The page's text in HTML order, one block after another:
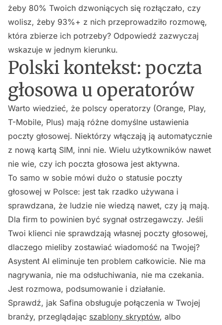
żeby 80% Twoich dzwoniących się rozłączało, czy
wolisz, żeby 93%+ z nich przeprowadziło rozmowę,
która zbierze ich potrzeby? Odpowiedź zazwyczaj
wskazuje w jednym kierunku.
Polski kontekst: poczta
głosowa u operatorów
Warto wiedzieć, że polscy operatorzy (Orange, Play,
T-Mobile, Plus) mają różne domyślne ustawienia
poczty głosowej. Niektórzy włączają ją automatycznie
z nową kartą SIM, inni nie. Wielu użytkowników nawet
nie wie, czy ich poczta głosowa jest aktywna.
To samo w sobie mówi dużo o statusie poczty
głosowej w Polsce: jest tak rzadko używana i
sprawdzana, że ludzie nie wiedzą nawet, czy ją mają.
Dla firm to powinien być sygnał ostrzegawczy. Jeśli
Twoi klienci nie sprawdzają własnej poczty głosowej,
dlaczego mieliby zostawiać wiadomość na Twojej?
Asystent AI eliminuje ten problem całkowicie. Nie ma
nagrywania, nie ma odsłuchiwania, nie ma czekania.
Jest rozmowa, podsumowanie i działanie.
Sprawdź, jak Safina obsługuje połączenia w Twojej
branży, przeglądając szablony skryptów, albo